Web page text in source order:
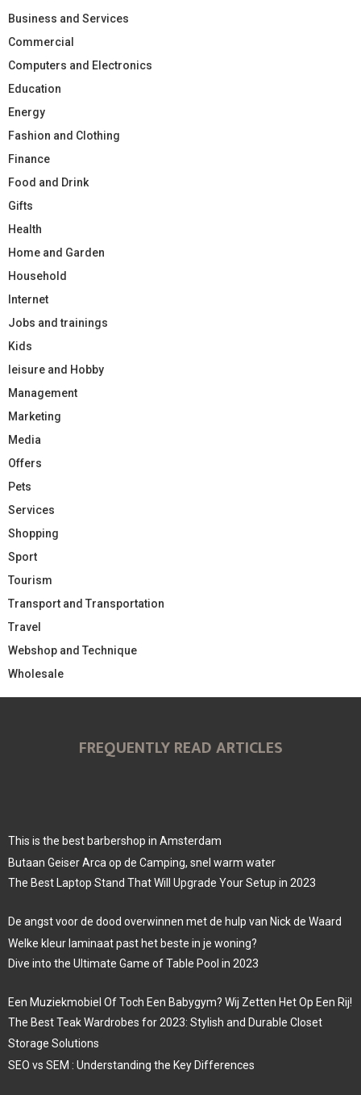
Business and Services
Commercial
Computers and Electronics
Education
Energy
Fashion and Clothing
Finance
Food and Drink
Gifts
Health
Home and Garden
Household
Internet
Jobs and trainings
Kids
leisure and Hobby
Management
Marketing
Media
Offers
Pets
Services
Shopping
Sport
Tourism
Transport and Transportation
Travel
Webshop and Technique
Wholesale
FREQUENTLY READ ARTICLES
This is the best barbershop in Amsterdam
Butaan Geiser Arca op de Camping, snel warm water
The Best Laptop Stand That Will Upgrade Your Setup in 2023
De angst voor de dood overwinnen met de hulp van Nick de Waard
Welke kleur laminaat past het beste in je woning?
Dive into the Ultimate Game of Table Pool in 2023
Een Muziekmobiel Of Toch Een Babygym? Wij Zetten Het Op Een Rij!
The Best Teak Wardrobes for 2023: Stylish and Durable Closet
Storage Solutions
SEO vs SEM : Understanding the Key Differences